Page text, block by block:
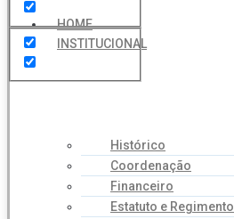
HOME
INSTITUCIONAL
Histórico
Coordenação
Financeiro
Estatuto e Regimento